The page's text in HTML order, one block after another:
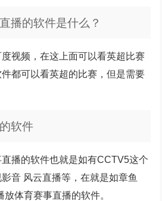
播的软件是什么？
视频，在这上面可以看英超比赛
都可以看英超的比赛，但是需要
软件
播的软件也就是如有CCTV5这个
音 风云直播等，在就是如章鱼
体育赛事直播的软件。